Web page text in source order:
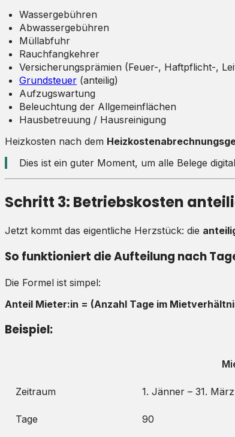
Wassergebühren
Abwassergebühren
Müllabfuhr
Rauchfangkehrer
Versicherungsprämien (Feuer-, Haftpflicht-,
Grundsteuer (anteilig)
Aufzugswartung
Beleuchtung der Allgemeinflächen
Hausbetreuung / Hausreinigung
Heizkosten nach dem
Dies ist ein guter Moment, um alle Belege
Schritt 3: Betriebskosten
Jetzt kommt das eigentliche Herzstück: die
So funktioniert die Aufteilung nach
Die Formel ist simpel:
Anteil Mieter:in = (Anzahl Tage im
Beispiel:
Zeitraum 1. Jänner – 31. März
Tage 90